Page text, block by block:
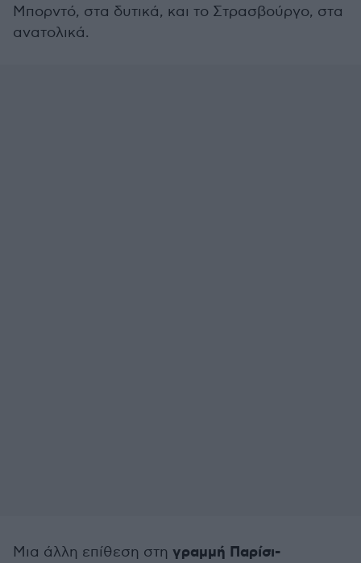
Μπορντό, στα δυτικά, και το Στρασβούργο, στα
ανατολικά.
Μια άλλη επίθεση στη γραμμή Παρίσι-